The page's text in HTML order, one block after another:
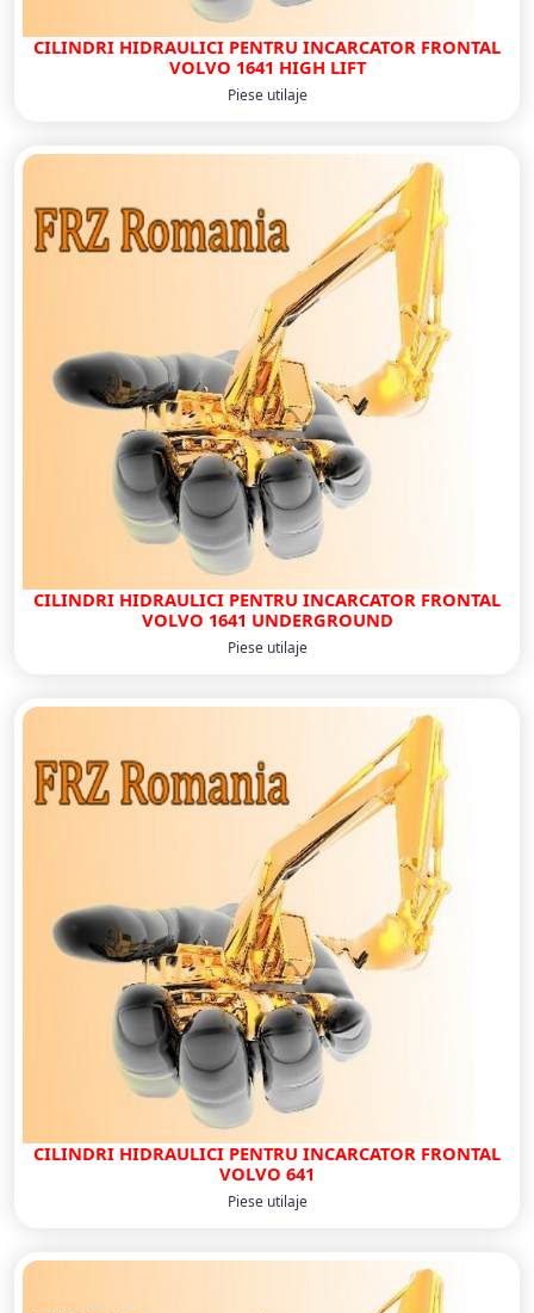
CILINDRI HIDRAULICI PENTRU INCARCATOR FRONTAL
VOLVO 1641 HIGH LIFT
Piese utilaje
CILINDRI HIDRAULICI PENTRU INCARCATOR FRONTAL
VOLVO 1641 UNDERGROUND
Piese utilaje
CILINDRI HIDRAULICI PENTRU INCARCATOR FRONTAL
VOLVO 641
Piese utilaje